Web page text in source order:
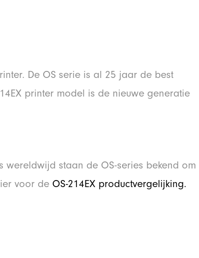
De OS serie is al 25 jaar de best
printer model is de nieuwe generatie
staan ​​de OS-series bekend om
voor de OS-214EX productvergelijking.